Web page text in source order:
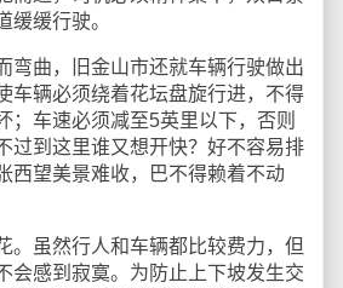
缓缓行驶。
曲，旧金山市还就车辆行驶做出
车辆必须绕着花坛盘旋行进，不得
；车速必须减至5英里以下，否则
过到这里谁又想开快？好不容易排
西望美景难收，巴不得赖着不动
虽然行人和车辆都比较费力，但
会感到寂寞。为防止上下坡发生交